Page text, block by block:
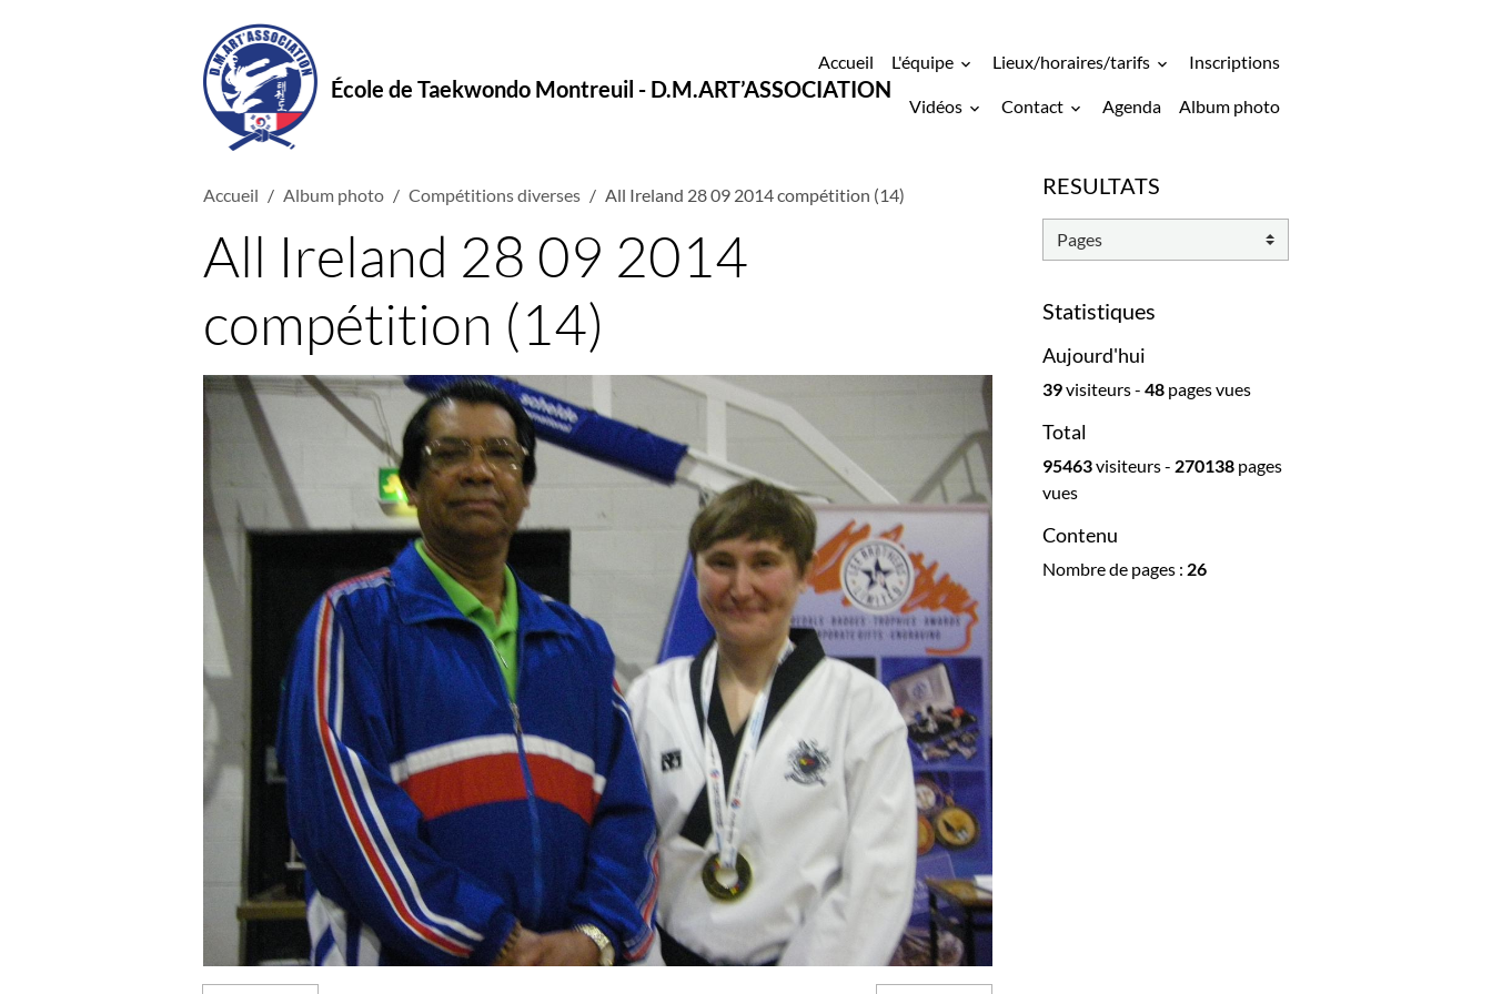
École de Taekwondo Montreuil - D.M.ART’ASSOCIATION
Accueil L'équipe Lieux/horaires/tarifs Inscriptions
Vidéos Contact Agenda Album photo
Accueil Album photo Compétitions diverses All Ireland 28 09 2014 compétition (14)
All Ireland 28 09 2014
compétition (14)
RESULTATS
Statistiques
Aujourd'hui
39visiteurs - 48 pages vues
Total
95463visiteurs - 270138 pages
vues
Contenu
Nombre de pages : 26